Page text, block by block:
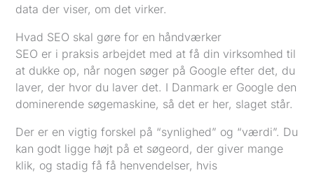
data der viser, om det virker.
Hvad SEO skal gøre for en håndværker
SEO er i praksis arbejdet med at få din virksomhed til
at dukke op, når nogen søger på Google efter det, du
laver, der hvor du laver det. I Danmark er Google den
dominerende søgemaskine, så det er her, slaget står.
Der er en vigtig forskel på “synlighed” og “værdi”. Du
kan godt ligge højt på et søgeord, der giver mange
klik, og stadig få få henvendelser, hvis